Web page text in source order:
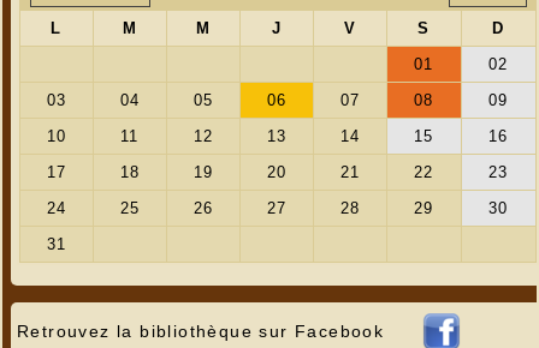
Retrouvez la bibliothèque sur Facebook